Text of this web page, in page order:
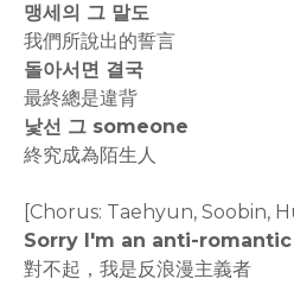
맹세의 그 말도
我們所說出的誓言
돌아서면 결국
最終總是違背
낯선 그 someone
終究成為陌生人
[Chorus: Taehyun, Soobin,
Sorry I'm an anti-romantic
對不起，我是反浪漫主義者